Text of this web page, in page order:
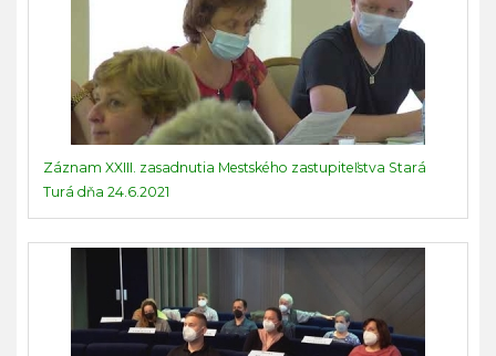
Záznam XXIII. zasadnutia Mestského zastupiteľstva Stará
Turá dňa 24.6.2021